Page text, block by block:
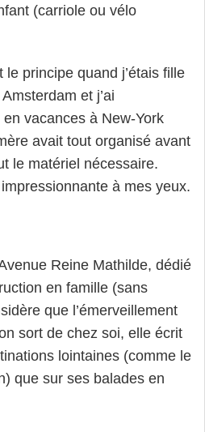
(carriole ou vélo
le principe quand j’étais fille
et j’ai
vacances à New-York
avait tout organisé avant
le matériel nécessaire.
impressionnante à mes yeux.
Reine Mathilde, dédié
en famille (sans
que l’émerveillement
sort de chez soi, elle écrit
lointaines (comme le
que sur ses balades en